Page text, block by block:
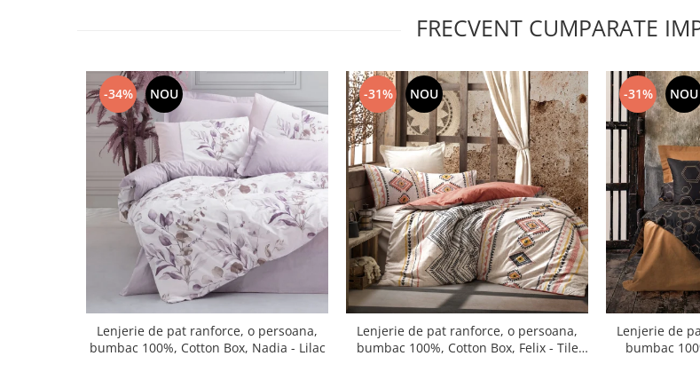
FRECVENT CUMPARATE
-34% NOU
Lenjerie de pat ranforce, o persoana,
bumbac 100%, Cotton Box, Nadia - Lilac
-31% NOU
Lenjerie de pat ranforce, o persoana,
bumbac 100%, Cotton Box, Felix - Tile
-31% NOU
Lenjerie de
bumbac